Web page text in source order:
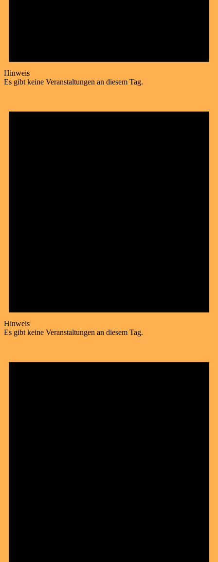
Hinweis
Es gibt keine Veranstaltungen an diesem Tag.
Hinweis
Es gibt keine Veranstaltungen an diesem Tag.